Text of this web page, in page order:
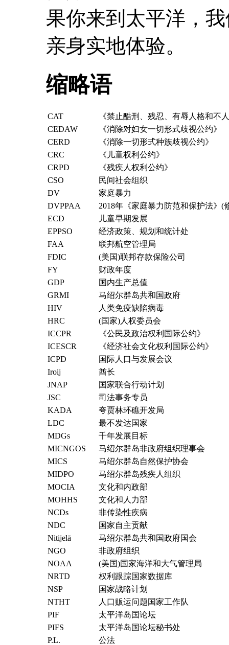
果你来到太平洋，
亲身实地体验。
缩略语
CAT
《禁止酷刑、残忍、有辱人格和不
CEDAW
《消除对妇女一切形式歧视公约》
CERD
《消除一切形式种族歧视公约》
CRC
《儿童权利公约》
CRPD
《残疾人权利公约》
CSO
民间社会组织
DV
家庭暴力
DVPPAA
2018年《家庭暴力防范和保护法》(
ECD
儿童早期发展
EPPSO
经济政策、规划和统计处
FAA
联邦航空管理局
FDIC
(美国)联邦存款保险公司
FY
财政年度
GDP
国内生产总值
GRMI
马绍尔群岛共和国政府
HIV
人类免疫缺陷病毒
HRC
(国家)人权委员会
ICCPR
《公民及政治权利国际公约》
ICESCR
《经济社会文化权利国际公约》
ICPD
国际人口与发展会议
Iroij
酋长
JNAP
国家联合行动计划
JSC
司法事务专员
KADA
夸贾林环礁开发局
LDC
最不发达国家
MDGs
千年发展目标
MICNGOS
马绍尔群岛非政府组织理事会
MICS
马绍尔群岛自然保护协会
MIDPO
马绍尔群岛残疾人组织
MOCIA
文化和内政部
MOHHS
文化和人力部
NCDs
非传染性疾病
NDC
国家自主贡献
Nitijelā
马绍尔群岛共和国政府国会
NGO
非政府组织
NOAA
(美国)国家海洋和大气管理局
NRTD
权利跟踪国家数据库
NSP
国家战略计划
NTHT
人口贩运问题国家工作队
PIF
太平洋岛国论坛
PIFS
太平洋岛国论坛秘书处
P.L.
公法